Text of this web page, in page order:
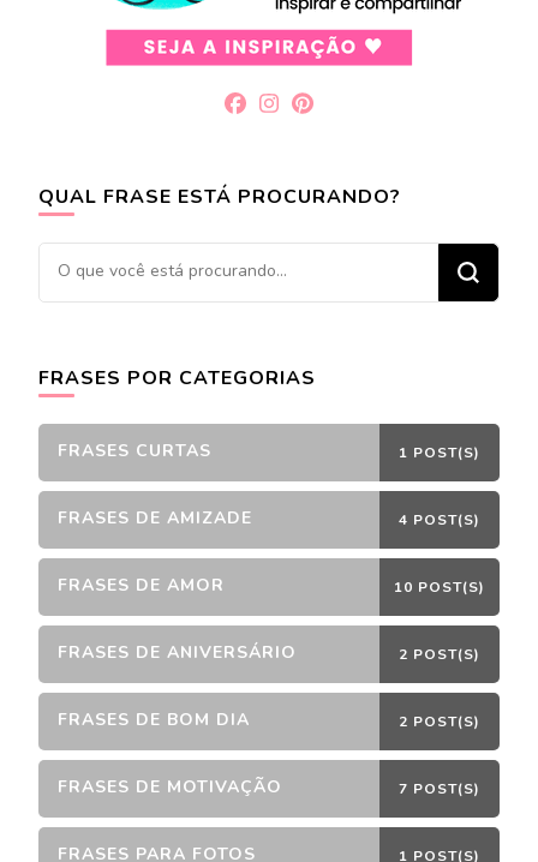
QUAL FRASE ESTÁ PROCURANDO?
Procurando
algo?
FRASES POR CATEGORIAS
FRASES CURTAS 1 POST(S)
FRASES DE AMIZADE 4 POST(S)
FRASES DE AMOR 10 POST(S)
FRASES DE ANIVERSÁRIO 2 POST(S)
FRASES DE BOM DIA 2 POST(S)
FRASES DE MOTIVAÇÃO 7 POST(S)
FRASES PARA FOTOS 1 POST(S)